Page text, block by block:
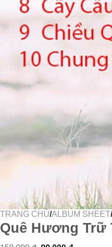
TRANG CHỦ/ALBUM SHEET
Quê Hương Trữ